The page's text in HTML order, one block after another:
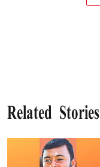
Related Stories